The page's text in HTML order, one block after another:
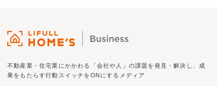
不動産業・住宅業にかかわる「会社や人」の課題を発見・解決し、 成
果をもたらす行動スイッチを ON にするメディア